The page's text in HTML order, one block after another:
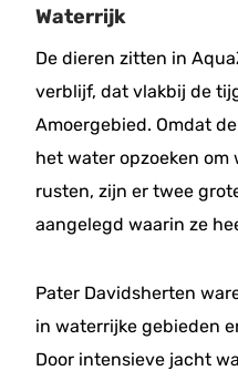
Waterrijk
De dieren zitten in
verblijf, dat vlakbij de
Amoergebied. Omdat
het water opzoeken
rusten, zijn er twee
aangelegd waarin ze
Pater Davidsherten
in waterrijke gebieden
Door intensieve jacht